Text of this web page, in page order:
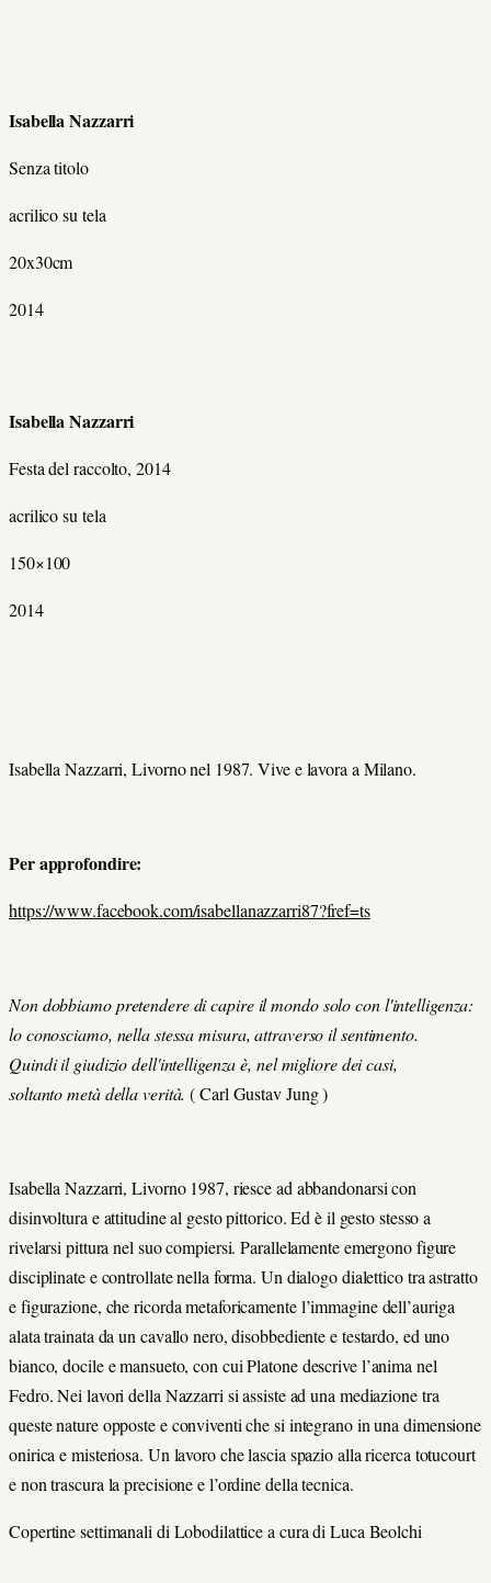
Isabella Nazzarri
Senza titolo
acrilico su tela
20x30cm
2014
Isabella Nazzarri
Festa del raccolto, 2014
acrilico su tela
150×100
2014
Isabella Nazzarri, Livorno nel 1987. Vive e lavora a Milano.
Per approfondire:
https://www.facebook.com/isabellanazzarri87?fref=ts
Non dobbiamo pretendere di capire il mondo solo con l'intelligenza:
lo conosciamo, nella stessa misura, attraverso il sentimento.
Quindi il giudizio dell'intelligenza è, nel migliore dei casi,
soltanto metà della verità. ( Carl Gustav Jung )
Isabella Nazzarri, Livorno 1987, riesce ad abbandonarsi con
disinvoltura e attitudine al gesto pittorico. Ed è il gesto stesso a
rivelarsi pittura nel suo compiersi. Parallelamente emergono figure
disciplinate e controllate nella forma. Un dialogo dialettico tra astratto
e figurazione, che ricorda metaforicamente l’immagine dell’auriga
alata trainata da un cavallo nero, disobbediente e testardo, ed uno
bianco, docile e mansueto, con cui Platone descrive l’anima nel
Fedro. Nei lavori della Nazzarri si assiste ad una mediazione tra
queste nature opposte e conviventi che si integrano in una dimensione
onirica e misteriosa. Un lavoro che lascia spazio alla ricerca totucourt
e non trascura la precisione e l’ordine della tecnica.
Copertine settimanali di Lobodilattice a cura di Luca Beolchi